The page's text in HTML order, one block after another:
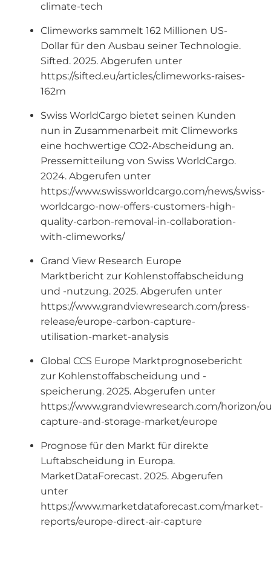
climate-tech
Climeworks sammelt 162 Millionen US-
Dollar für den Ausbau seiner Technologie.
Sifted. 2025. Abgerufen unter
https://sifted.eu/articles/climeworks-raises-
162m
Swiss WorldCargo bietet seinen Kunden
nun in Zusammenarbeit mit Climeworks
eine hochwertige CO2-Abscheidung an.
Pressemitteilung von Swiss WorldCargo.
2024. Abgerufen unter
https://www.swissworldcargo.com/news/swiss-
worldcargo-now-offers-customers-high-
quality-carbon-removal-in-collaboration-
with-climeworks/
Grand View Research Europe
Marktbericht zur Kohlenstoffabscheidung
und -nutzung. 2025. Abgerufen unter
https://www.grandviewresearch.com/press-
release/europe-carbon-capture-
utilisation-market-analysis
Global CCS Europe Marktprognosebericht
zur Kohlenstoffabscheidung und -
speicherung. 2025. Abgerufen unter
https://www.grandviewresearch.com/horizon/
capture-and-storage-market/europe
Prognose für den Markt für direkte
Luftabscheidung in Europa.
MarketDataForecast. 2025. Abgerufen
unter
https://www.marketdataforecast.com/market-
reports/europe-direct-air-capture